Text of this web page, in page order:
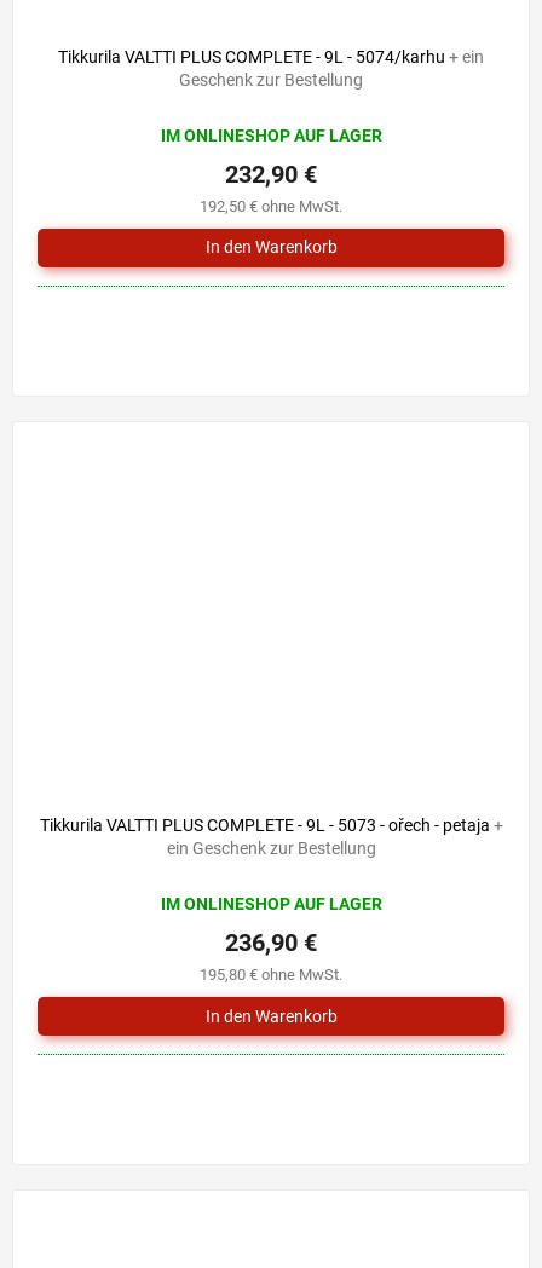
Tikkurila VALTTI PLUS COMPLETE - 9L - 5074/karhu + ein
Geschenk zur Bestellung
IM ONLINESHOP AUF LAGER
192,50 € ohne MwSt.
232,90 €
Tikkurila VALTTI PLUS COMPLETE - 9L - 5073 - ořech - petaja +
ein Geschenk zur Bestellung
IM ONLINESHOP AUF LAGER
195,80 € ohne MwSt.
236,90 €